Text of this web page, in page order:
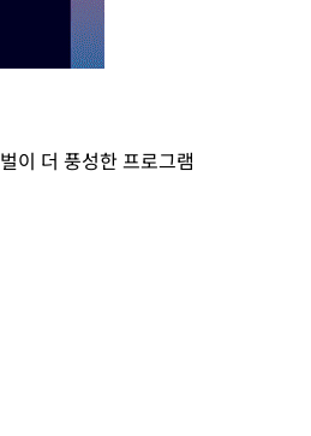
이 더 풍성한 프로그램